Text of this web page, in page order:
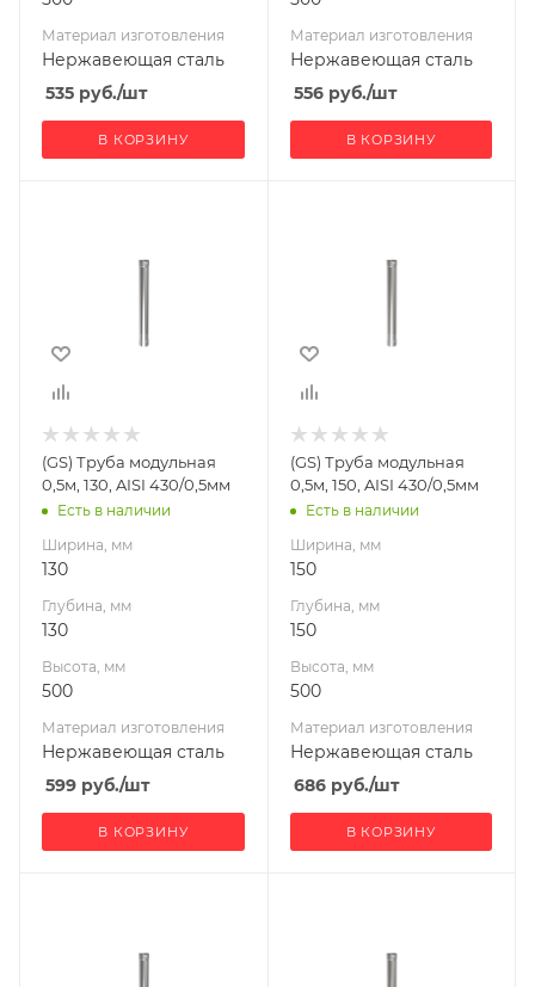
Материал изготовления
Нержавеющая сталь
535 руб./шт
В КОРЗИНУ
Материал изготовления
Нержавеющая сталь
556руб./шт
В КОРЗИНУ
500
Материал
Нержавеющая
сталь
Производитель
(GS) Труба модульная
0,5м, 130, AISI 430/0,5мм
Есть в наличии
Ширина, мм
130
Глубина, мм
130
Высота, мм
500
Материал изготовления
Нержавеющая сталь
599 руб./шт
В КОРЗИНУ
500
Материал
Нержавеющая
сталь
Производитель
(GS) Труба модульная
0,5м, 150, AISI 430/0,5мм
Есть в наличии
Ширина, мм
150
Глубина, мм
150
Высота, мм
500
Материал изготовления
Нержавеющая сталь
686руб./шт
В КОРЗИНУ